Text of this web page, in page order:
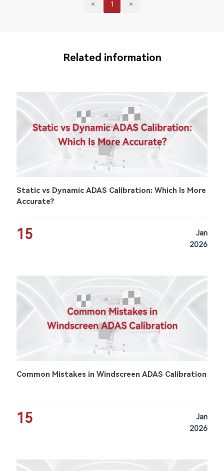
< 1 >
Related information
Static vs Dynamic ADAS Calibration: Which Is More
Accurate?
15
Jan
2026
Common Mistakes in Windscreen ADAS Calibration
15
Jan
2026